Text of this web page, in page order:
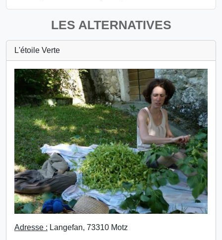
LES ALTERNATIVES
L'étoile Verte
Adresse : Langefan, 73310 Motz